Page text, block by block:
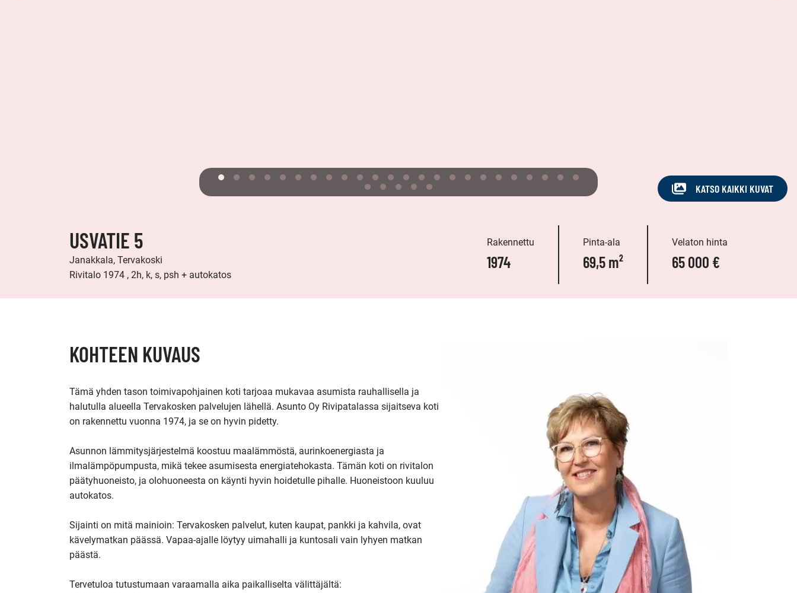
KATSO KAIKKI KUVAT
USVATIE 5
Janakkala, Tervakoski
Rivitalo 1974 , 2h, k, s, psh + autokatos
Rakennettu
1974
Pinta-ala
69,5 m²
Velaton hinta
65 000 €
KOHTEEN KUVAUS
Tämä yhden tason toimivapohjainen koti tarjoaa mukavaa asumista rauhallisella ja
halutulla alueella Tervakosken palvelujen lähellä. Asunto Oy Rivipatalassa sijaitseva koti
on rakennettu vuonna 1974, ja se on hyvin pidetty.
Asunnon lämmitysjärjestelmä koostuu maalämmöstä, aurinkoenergiasta ja
ilmalämpöpumpusta, mikä tekee asumisesta energiatehokasta. Tämän koti on rivitalon
päätyhuoneisto, ja olohuoneesta on käynti hyvin hoidetulle pihalle. Huoneistoon kuuluu
autokatos.
Sijainti on mitä mainioin: Tervakosken palvelut, kuten kaupat, pankki ja kahvila, ovat
kävelymatkan päässä. Vapaa-ajalle löytyy uimahalli ja kuntosali vain lyhyen matkan
päästä.
Tervetuloa tutustumaan varaamalla aika paikalliselta välittäjältä: